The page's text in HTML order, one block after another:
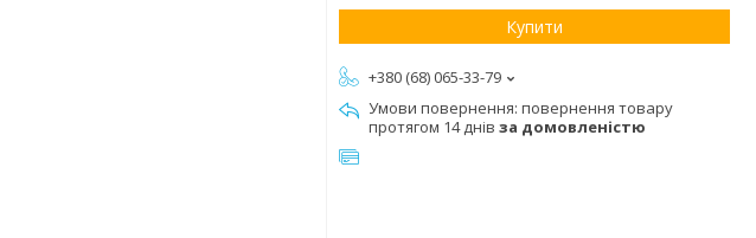
Купити
+380 (68) 065-33-79
повернення товару
протягом 14 днів за домовленістю